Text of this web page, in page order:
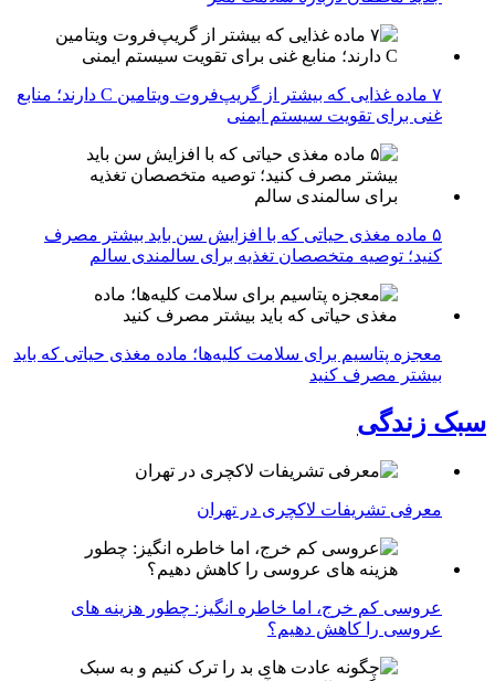
۷ ماده غذایی که بیشتر از گریپ‌فروت ویتامین C دارند؛ منابع
غنی برای تقویت سیستم ایمنی
۵ ماده مغذی حیاتی که با افزایش سن باید بیشتر مصرف
کنید؛ توصیه متخصصان تغذیه برای سالمندی سالم
معجزه پتاسیم برای سلامت کلیه‌ها؛ ماده مغذی حیاتی که باید
بیشتر مصرف کنید
سبک زندگی
معرفی تشریفات لاکچری در تهران
عروسی کم خرج، اما خاطره انگیز: چطور هزینه های
عروسی را کاهش دهیم؟